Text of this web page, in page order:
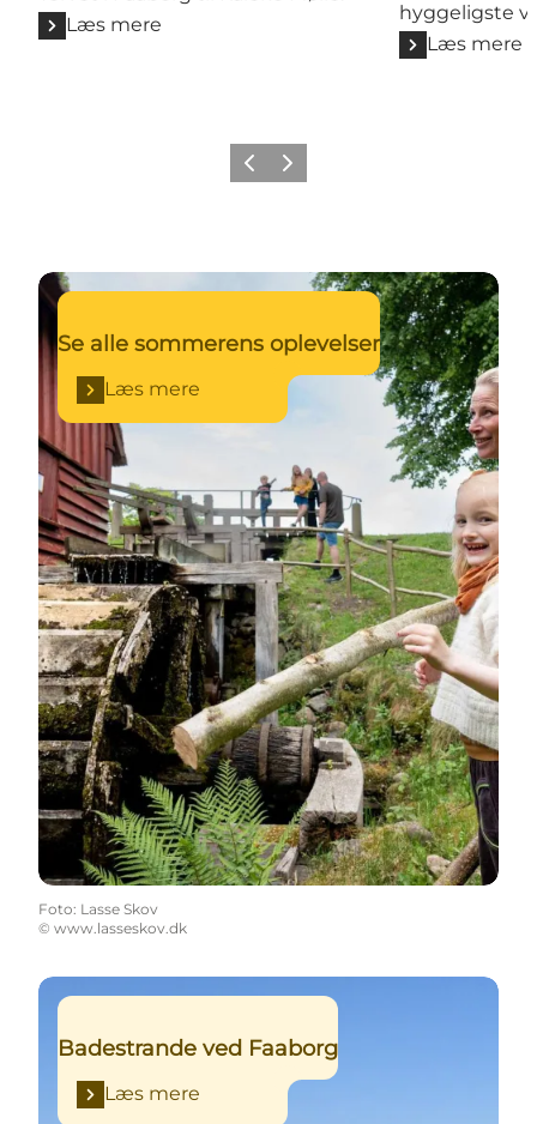
Læs mere
hyggeligste
Læs mere
Forrige billede
Næste billede
Læs mere
Se alle sommerens oplevelser
Læs mere
Foto: Lasse Skov
© www.lasseskov.dk
Læs mere
Badestrande ved Faaborg
Læs mere